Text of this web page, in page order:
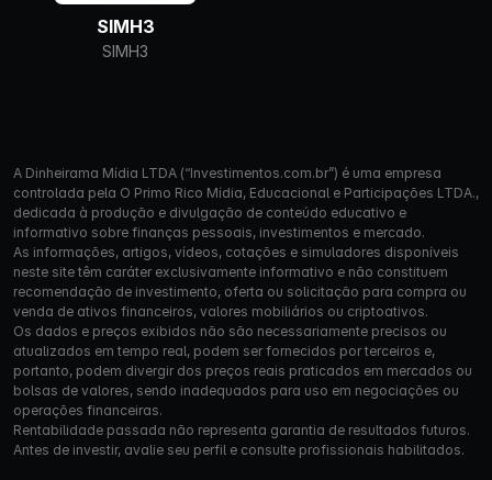
SIMH3
SIMH3
A Dinheirama Mídia LTDA (“Investimentos.com.br”) é uma empresa
controlada pela O Primo Rico Mídia, Educacional e Participações LTDA.,
dedicada à produção e divulgação de conteúdo educativo e
informativo sobre finanças pessoais, investimentos e mercado.
As informações, artigos, vídeos, cotações e simuladores disponíveis
neste site têm caráter exclusivamente informativo e não constituem
recomendação de investimento, oferta ou solicitação para compra ou
venda de ativos financeiros, valores mobiliários ou criptoativos.
Os dados e preços exibidos não são necessariamente precisos ou
atualizados em tempo real, podem ser fornecidos por terceiros e,
portanto, podem divergir dos preços reais praticados em mercados ou
bolsas de valores, sendo inadequados para uso em negociações ou
operações financeiras.
Rentabilidade passada não representa garantia de resultados futuros.
Antes de investir, avalie seu perfil e consulte profissionais habilitados.